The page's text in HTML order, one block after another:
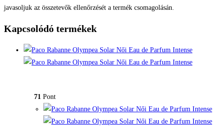
javasoljuk az összetevők ellenőrzését a termék csomagolásán.
Kapcsolódó termékek
71 Pont